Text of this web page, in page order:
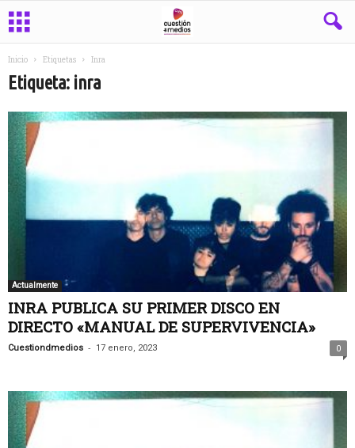
Inicio Etiquetas Inra
Etiqueta: inra
Actualmente
INRA PUBLICA SU PRIMER DISCO EN
DIRECTO «MANUAL DE SUPERVIVENCIA»
Cuestiondmedios - 17 enero, 2023 0